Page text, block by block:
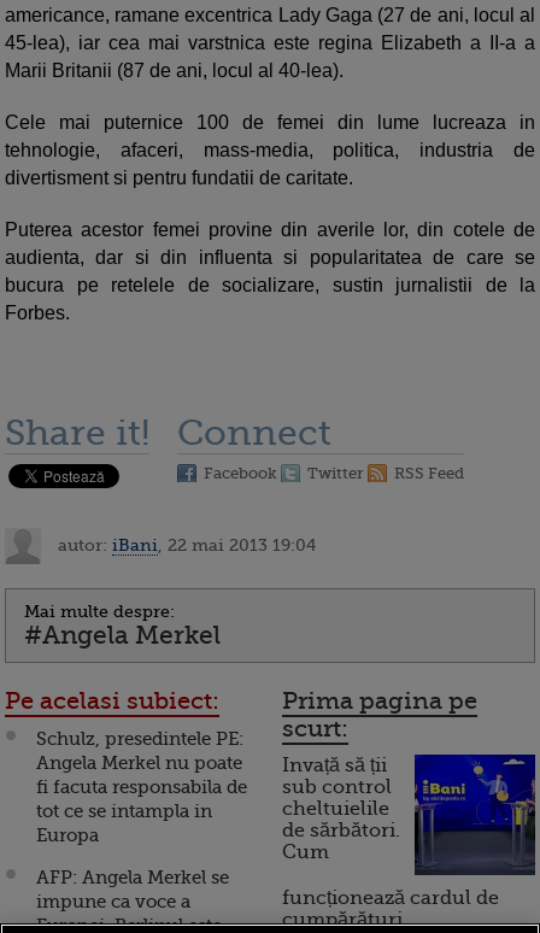
americance, ramane excentrica Lady Gaga (27 de ani, locul al
45-lea), iar cea mai varstnica este regina Elizabeth a II-a a
Marii Britanii (87 de ani, locul al 40-lea).
Cele mai puternice 100 de femei din lume lucreaza in
tehnologie, afaceri, mass-media, politica, industria de
divertisment si pentru fundatii de caritate.
Puterea acestor femei provine din averile lor, din cotele de
audienta, dar si din influenta si popularitatea de care se
bucura pe retelele de socializare, sustin jurnalistii de la
Forbes.
Share it! Connect
Facebook Twitter RSS Feed
autor: iBani , 22 mai 2013 19:04
Mai multe despre:
#Angela Merkel
Pe acelasi subiect:
Schulz, presedintele PE:
Angela Merkel nu poate
fi facuta responsabila de
tot ce se intampla in
Europa
AFP: Angela Merkel se
impune ca voce a
Europei. Berlinul este
Prima pagina pe
scurt:
Invață să ții
sub control
cheltuielile
de sărbători.
Cum
funcționează cardul de
cumpărături